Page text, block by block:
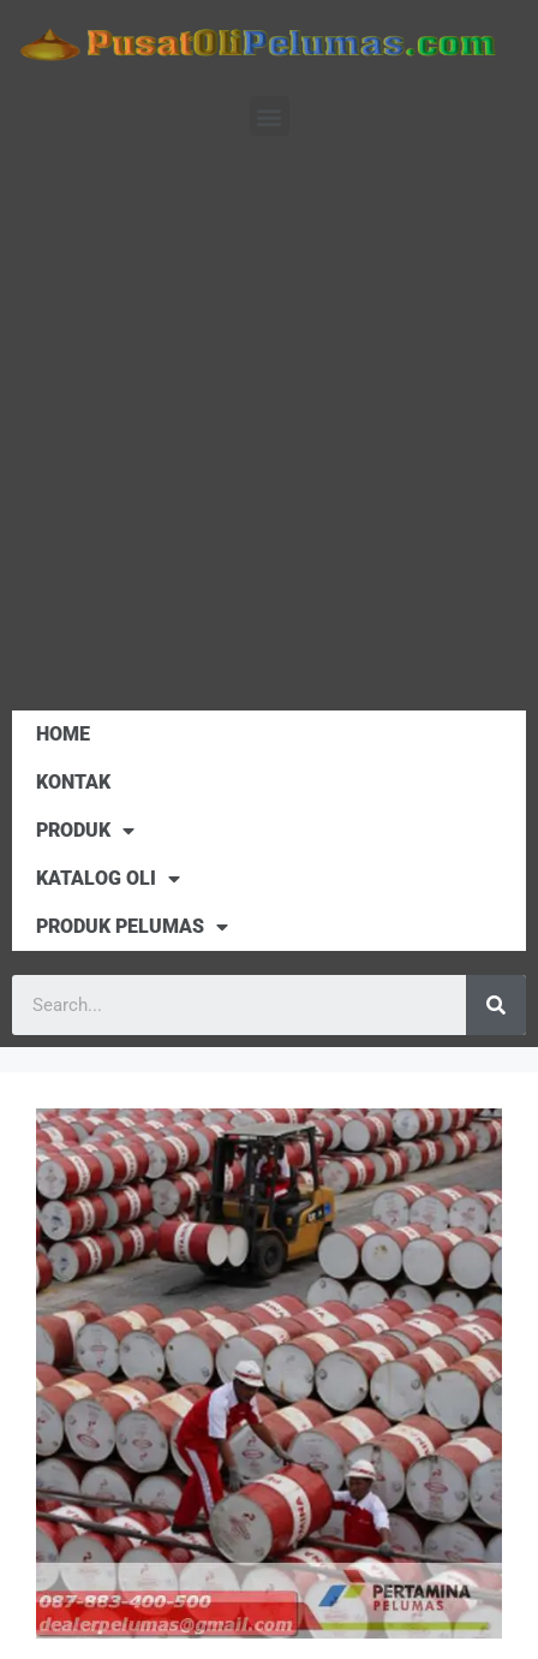
HOME
KONTAK
PRODUK
KATALOG OLI
PRODUK PELUMAS